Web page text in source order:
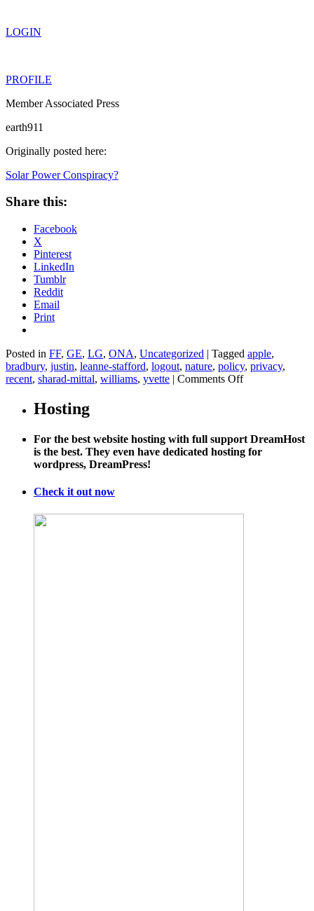
LOGIN
PROFILE
Member Associated Press
earth911
Originally posted here:
Solar Power Conspiracy?
Share this:
Facebook
X
Pinterest
LinkedIn
Tumblr
Reddit
Email
Print
Posted in FF, GE, LG, ONA, Uncategorized | Tagged apple,
bradbury, justin, leanne-stafford, logout, nature, policy, privacy,
recent, sharad-mittal, williams, yvette | Comments Offon
Hosting
For the best website hosting with full support DreamHost
is the best. They even have dedicated hosting for
wordpress, DreamPress!
Check it out now